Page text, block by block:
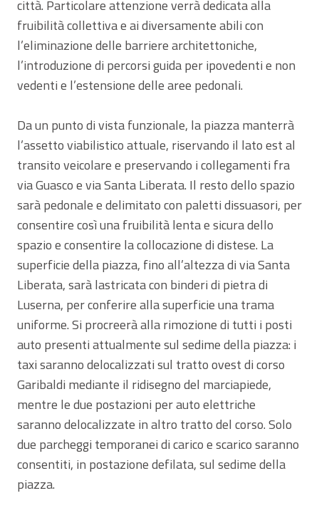
città. Particolare attenzione verrà dedicata alla
fruibilità collettiva e ai diversamente abili con
l’eliminazione delle barriere architettoniche,
l’introduzione di percorsi guida per ipovedenti e non
vedenti e l’estensione delle aree pedonali.
Da un punto di vista funzionale, la piazza manterrà
l’assetto viabilistico attuale, riservando il lato est al
transito veicolare e preservando i collegamenti fra
via Guasco e via Santa Liberata. Il resto dello spazio
sarà pedonale e delimitato con paletti dissuasori, per
consentire così una fruibilità lenta e sicura dello
spazio e consentire la collocazione di distese. La
superficie della piazza, fino all’altezza di via Santa
Liberata, sarà lastricata con binderi di pietra di
Luserna, per conferire alla superficie una trama
uniforme. Si procreerà alla rimozione di tutti i posti
auto presenti attualmente sul sedime della piazza: i
taxi saranno delocalizzati sul tratto ovest di corso
Garibaldi mediante il ridisegno del marciapiede,
mentre le due postazioni per auto elettriche
saranno delocalizzate in altro tratto del corso. Solo
due parcheggi temporanei di carico e scarico saranno
consentiti, in postazione defilata, sul sedime della
piazza.